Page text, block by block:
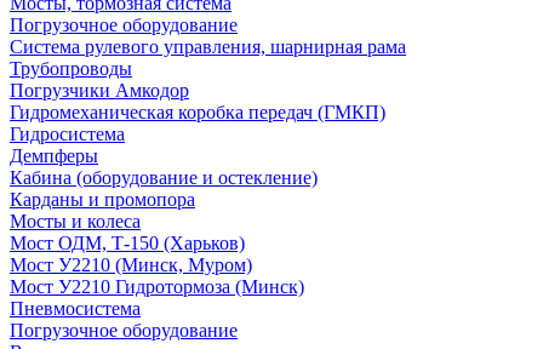
Погрузочное оборудование
Система рулевого управления, шарнирная рама
Трубопроводы
Погрузчики Амкодор
Гидромеханическая коробка передач (ГМКП)
Гидросистема
Демпферы
Кабина (оборудование и остекление)
Карданы и промопора
Мосты и колеса
Мост ОДМ, Т-150 (Харьков)
Мост У2210 (Минск, Муром)
Мост У2210 Гидротормоза (Минск)
Пневмосистема
Погрузочное оборудование